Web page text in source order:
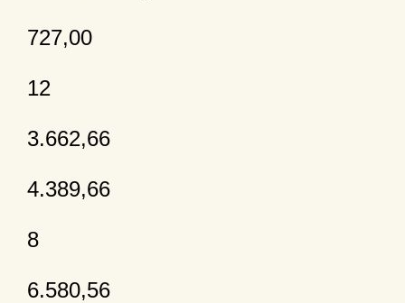
727,00
12
3.662,66
4.389,66
8
6.580,56